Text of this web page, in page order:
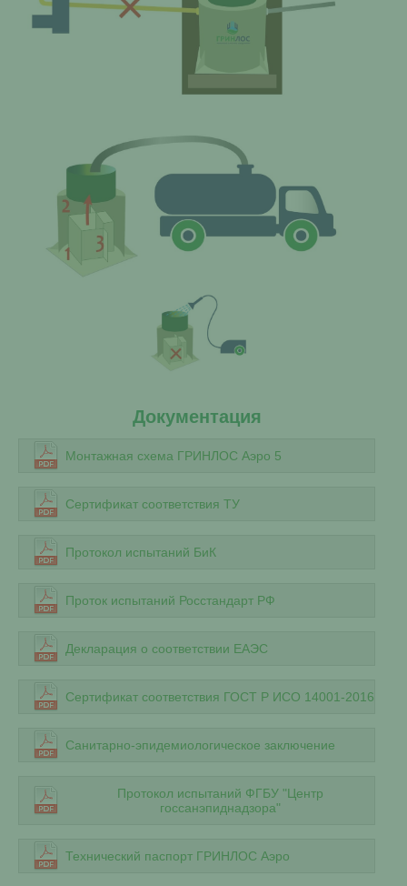
Документация
Монтажная схема ГРИНЛОС Аэро 5
Сертификат соответствия ТУ
Протокол испытаний БиК
Проток испытаний Росстандарт РФ
Декларация о соответствии ЕАЭС
Сертификат соответствия ГОСТ Р ИСО 14001-2016
Санитарно-эпидемиологическое заключение
Протокол испытаний ФГБУ "Центр
госсанэпиднадзора"
Технический паспорт ГРИНЛОС Аэро